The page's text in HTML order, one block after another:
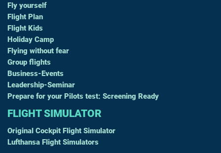
Fly yourself
Flight Plan
Flight Kids
Holiday Camp
Flying without fear
Group flights
Business-Events
Leadership-Seminar
Prepare for your Pilots test: Screening Ready
FLIGHT SIMULATOR
Original Cockpit Flight Simulator
Lufthansa Flight Simulators